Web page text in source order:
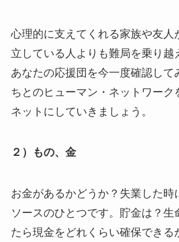
心理的に支えてくれる家族や友人
立している人よりも難局を乗り越
あなたの応援団を今一度確認して
ちとのヒューマン・ネットワーク
ネットにしていきましょう。
２）もの、金
お金があるかどうか？失業した時
ソースのひとつです。貯金は？生
たら現金をどれくらい確保できる